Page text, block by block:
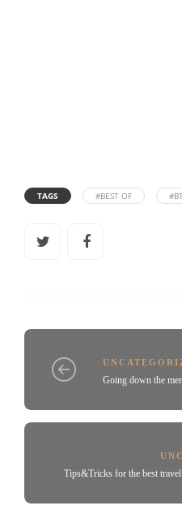
TAGS #BEST OF
Going down the
Tips&Tricks for the best